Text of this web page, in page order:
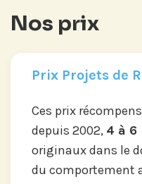
Nos prix
Prix Projets de
Ces prix
depuis 2002, 4 à 6
originaux dans le
du comportement